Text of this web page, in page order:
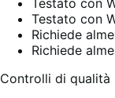
Testato con
Testato con
Richiede
Richiede
Controlli di qualità